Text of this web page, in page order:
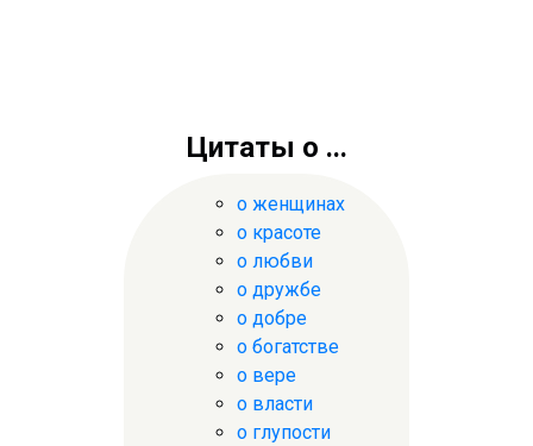
Цитаты о ...
о женщинах
о красоте
о любви
о дружбе
о добре
о богатстве
о вере
о власти
о глупости